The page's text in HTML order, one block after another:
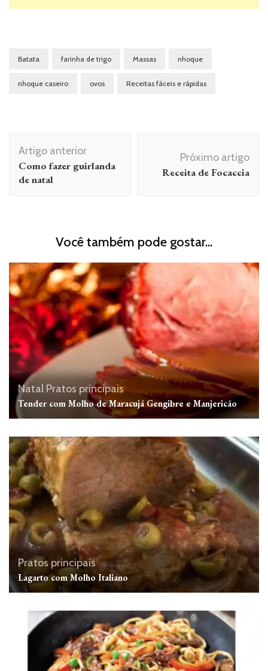
Batata farinha de trigo Massas nhoque
nhoque caseiro ovos Receitas fáceis e rápidas
de
post
Artigo anterior
Como fazer guirlanda
de natal
Próximo artigo
Receita de Focaccia
Você também pode gostar...
Natal Pratos principais
Tender com Molho de Maracujá Gengibre e Manjericão
Pratos principais
Lagarto com Molho Italiano